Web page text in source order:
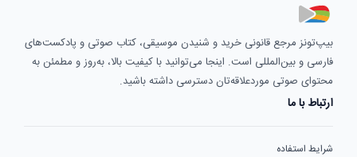
بیپ‌تونز مرجع قانونی خرید و شنیدن موسیقی، کتاب صوتی و پادکست‌های
فارسی و بین‌المللی است. اینجا می‌توانید با کیفیت بالا، به‌روز و مطمئن به
محتوای صوتی موردعلاقه‌تان دسترسی داشته باشید.
ارتباط با ما
شرایط استفاده